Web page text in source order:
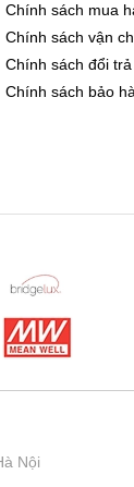
Chính sách mua
Chính sách vận
Chính sách đổi trả
Chính sách bảo
Nội